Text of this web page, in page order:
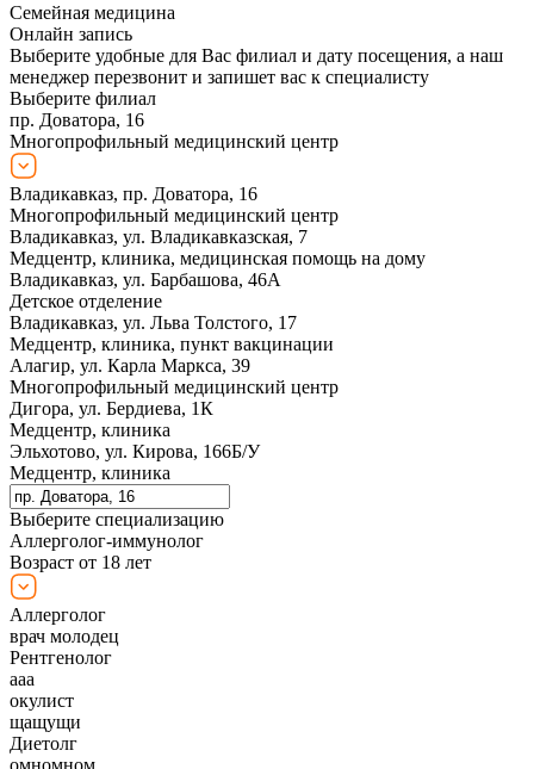
Семейная медицина
Онлайн запись
Выберите удобные для Вас филиал и дату посещения, а наш
менеджер перезвонит и запишет вас к специалисту
Выберите филиал
пр. Доватора, 16
Многопрофильный медицинский центр
Владикавказ, пр. Доватора, 16
Многопрофильный медицинский центр
Владикавказ, ул. Владикавказская, 7
Медцентр, клиника, медицинская помощь на дому
Владикавказ, ул. Барбашова, 46А
Детское отделение
Владикавказ, ул. Льва Толстого, 17
Медцентр, клиника, пункт вакцинации
Алагир, ул. Карла Маркса, 39
Многопрофильный медицинский центр
Дигора, ул. Бердиева, 1К
Медцентр, клиника
Эльхотово, ул. Кирова, 166Б/У
Медцентр, клиника
Выберите специализацию
Аллерголог-иммунолог
Возраст от 18 лет
Аллерголог
врач молодец
Рентгенолог
ааа
окулист
щащущи
Диетолг
омномном